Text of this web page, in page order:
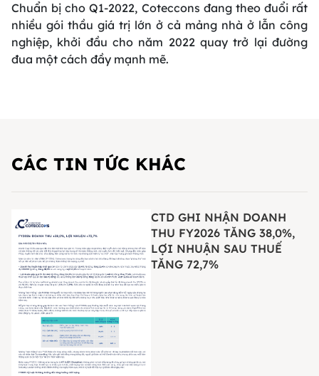
Chuẩn bị cho Q1-2022, Coteccons đang theo đuổi rất
nhiều gói thầu giá trị lớn ở cả mảng nhà ở lẫn công
nghiệp, khởi đầu cho năm 2022 quay trở lại đường
đua một cách đầy mạnh mẽ.
CÁC TIN TỨC KHÁC
CTD GHI NHẬN DOANH
THU FY2026 TĂNG 38,0%,
LỢI NHUẬN SAU THUẾ
TĂNG 72,7%